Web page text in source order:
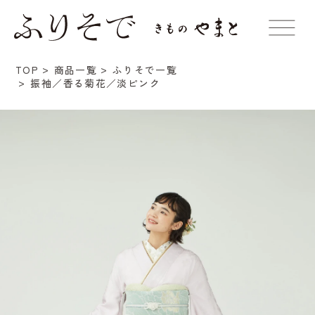
TOP 商品一覧
ふりそで一覧
振袖／香る菊花／淡ピンク